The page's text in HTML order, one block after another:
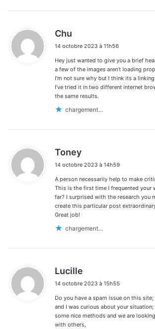
Chu
t
:
14 octobre 2023 à 11h56
Hey just wanted to give you a brief
a few of the images aren’t loading
I’m not sure why but I think its a
I’ve tried it in two different internet
the same results.
chargement…
Toney
t
:
14 octobre 2023 à 14h59
A person necessarily help to make
This is the first time I frequented your
far? I surprised with the research you
create this particular post
Great job!
chargement…
Lucille
t
:
14 octobre 2023 à 15h55
Do you have a spam issue on this site;
and I was curious about your
some nice methods and we are
with others,